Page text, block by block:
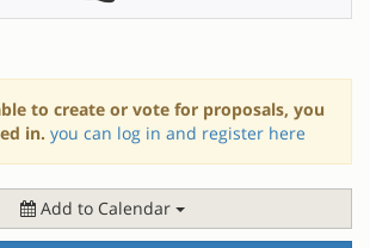
to create or vote for proposals, you
in. you can log in and register here
Add to Calendar